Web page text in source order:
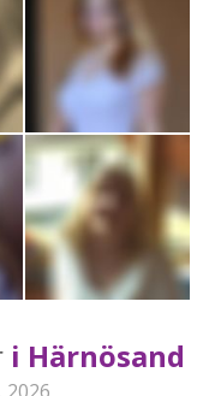
i Härnösand